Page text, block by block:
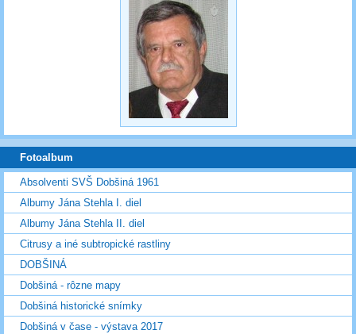
Fotoalbum
Absolventi SVŠ Dobšiná 1961
Albumy Jána Stehla I. diel
Albumy Jána Stehla II. diel
Citrusy a iné subtropické rastliny
DOBŠINÁ
Dobšiná - rôzne mapy
Dobšiná historické snímky
Dobšiná v čase - výstava 2017